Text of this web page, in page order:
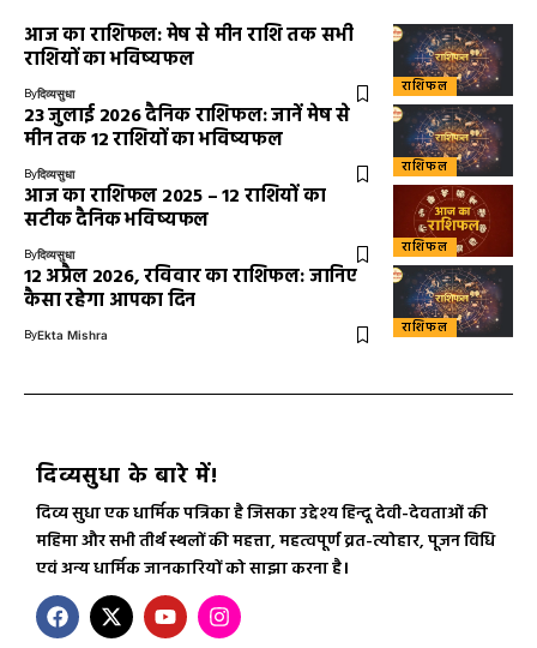
राशिफल
आज का राशिफल: मेष से मीन राशि तक सभी
राशियों का भविष्यफल
Byदिव्यसुधा
राशिफल
23 जुलाई 2026 दैनिक राशिफल: जानें मेष से
मीन तक 12 राशियों का भविष्यफल
Byदिव्यसुधा
राशिफल
आज का राशिफल 2025 – 12 राशियों का
सटीक दैनिक भविष्यफल
Byदिव्यसुधा
राशिफल
12 अप्रैल 2026, रविवार का राशिफल: जानिए
कैसा रहेगा आपका दिन
ByEkta Mishra
दिव्यसुधा के बारे में!
दिव्य सुधा एक धार्मिक पत्रिका है जिसका उद्देश्य हिन्दू देवी-देवताओं की
महिमा और सभी तीर्थ स्थलों की महत्ता, महत्वपूर्ण व्रत-त्योहार, पूजन विधि
एवं अन्य धार्मिक जानकारियों को साझा करना है।